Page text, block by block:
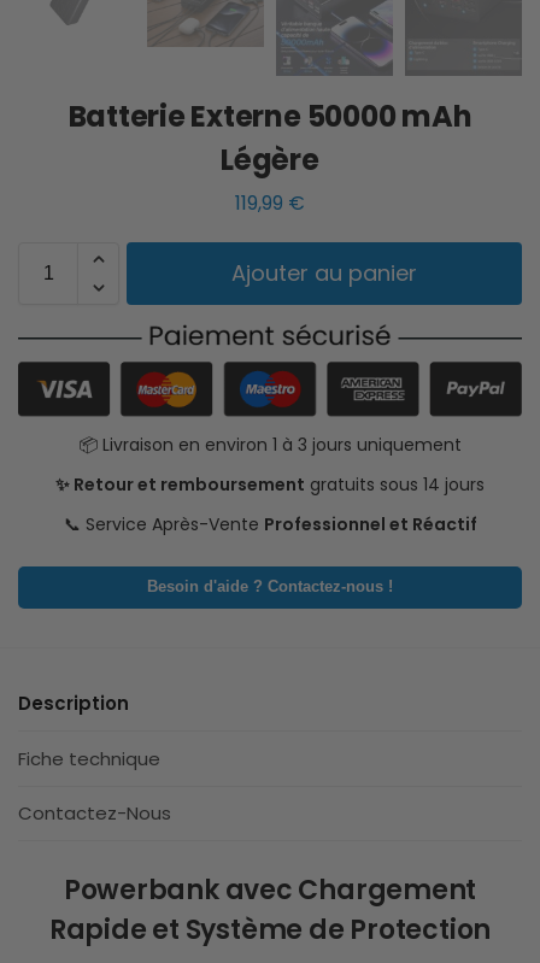
Batterie Externe 50000 mAh
Légère
119,99 €
Ajouter au panier
📦 Livraison en environ 1 à 3 jours uniquement
✨ Retour et remboursement gratuits sous 14 jours
📞 Service Après-Vente Professionnel et Réactif
Besoin d'aide ? Contactez-nous !
Description
Fiche technique
Contactez-Nous
Powerbank avec Chargement
Rapide et Système de Protection